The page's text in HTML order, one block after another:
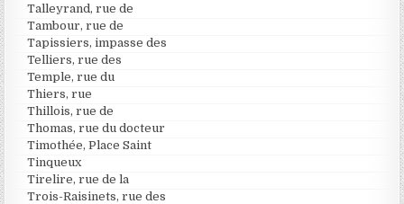
Talleyrand, rue de
Tambour, rue de
Tapissiers, impasse des
Telliers, rue des
Temple, rue du
Thiers, rue
Thillois, rue de
Thomas, rue du docteur
Timothée, Place Saint
Tinqueux
Tirelire, rue de la
Trois-Raisinets, rue des